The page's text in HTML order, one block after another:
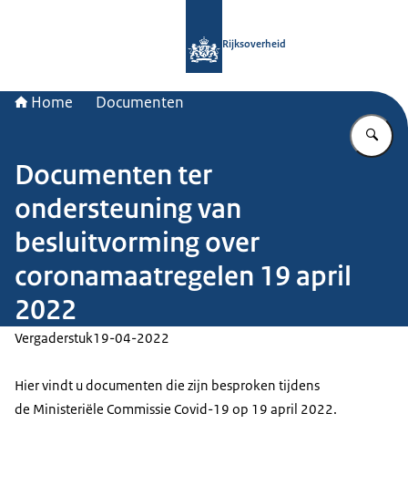
Rijksoverheid
Home Documenten
Documenten ter
ondersteuning van
besluitvorming over
coronamaatregelen 19 april
2022
Vergaderstuk19-04-2022
Hier vindt u documenten die zijn besproken tijdens
de Ministeriële Commissie Covid-19 op 19 april 2022.